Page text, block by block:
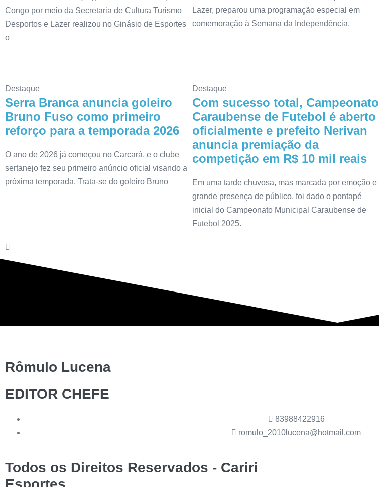
Congo por meio da Secretaria de Cultura Turismo
Desportos e Lazer realizou no Ginásio de Esportes
o
Lazer, preparou uma programação especial em
comemoração à Semana da Independência.
Destaque
Serra Branca anuncia goleiro
Bruno Fuso como primeiro
reforço para a temporada 2026
O ano de 2026 já começou no Carcará, e o clube
sertanejo fez seu primeiro anúncio oficial visando a
próxima temporada. Trata-se do goleiro Bruno
Destaque
Com sucesso total, Campeonato
Caraubense de Futebol é aberto
oficialmente e prefeito Nerivan
anuncia premiação da
competição em R$ 10 mil reais
Em uma tarde chuvosa, mas marcada por emoção e
grande presença de público, foi dado o pontapé
inicial do Campeonato Municipal Caraubense de
Futebol 2025.
Rômulo Lucena
EDITOR CHEFE
83988422916
romulo_2010lucena@hotmail.com
Todos os Direitos Reservados - Cariri